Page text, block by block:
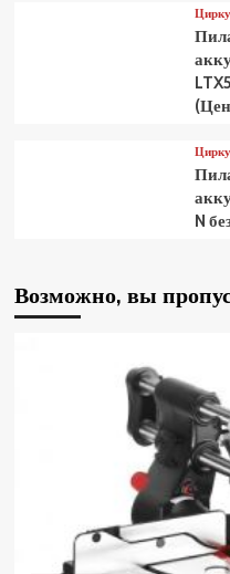
N
Возможно, вы